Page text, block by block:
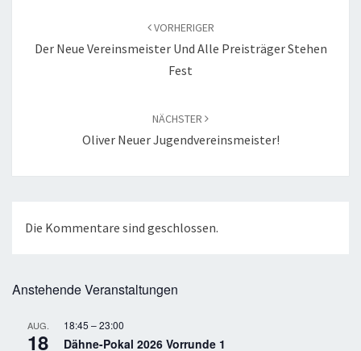
VORHERIGER
Der Neue Vereinsmeister Und Alle Preisträger Stehen
Fest
NÄCHSTER
Oliver Neuer Jugendvereinsmeister!
Die Kommentare sind geschlossen.
Anstehende Veranstaltungen
AUG.
18
18:45 –23:00
Dähne-Pokal 2026 Vorrunde 1